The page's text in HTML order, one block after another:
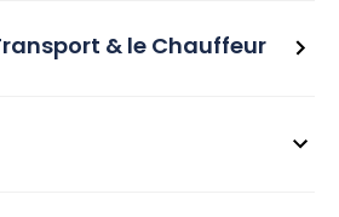
& le Chauffeur